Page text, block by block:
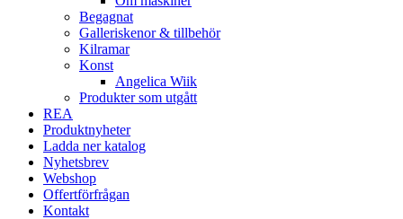
Begagnat
Galleriskenor & tillbehör
Kilramar
Konst
Angelica Wiik
Produkter som utgått
REA
Produktnyheter
Ladda ner katalog
Nyhetsbrev
Webshop
Offertförfrågan
Kontakt